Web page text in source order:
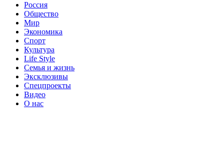
Россия
Общество
Мир
Экономика
Спорт
Культура
Life Style
Семья и жизнь
Эксклюзивы
Спецпроекты
Видео
О нас